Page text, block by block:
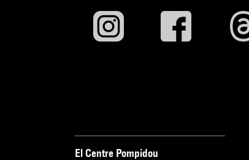
El Centre Pompidou